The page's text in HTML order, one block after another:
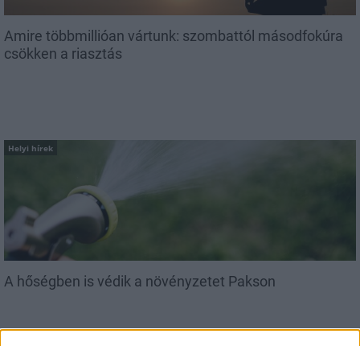
Amire többmillióan vártunk: szombattól másodfokúra
csökken a riasztás
Helyi hírek
A hőségben is védik a növényzetet Pakson